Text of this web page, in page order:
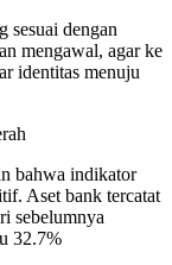
sesuai dengan
mengawal, agar ke
identitas menuju
bahwa indikator
Aset bank tercatat
sebelumnya
32.7%